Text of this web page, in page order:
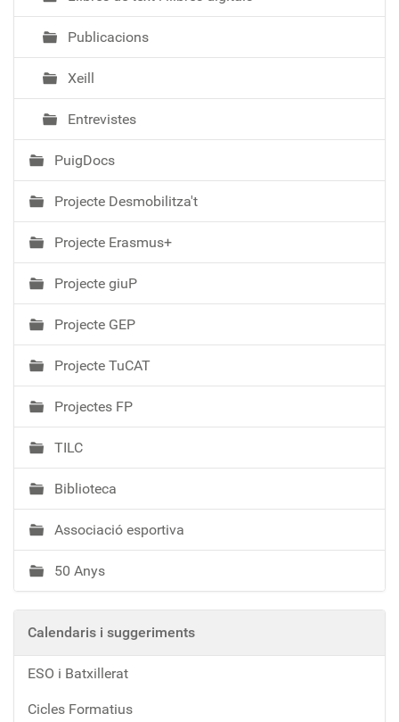
Publicacions
Xeill
Entrevistes
PuigDocs
Projecte Desmobilitza't
Projecte Erasmus+
Projecte giuP
Projecte GEP
Projecte TuCAT
Projectes FP
TILC
Biblioteca
Associació esportiva
50 Anys
Calendaris i suggeriments
ESO i Batxillerat
Cicles Formatius